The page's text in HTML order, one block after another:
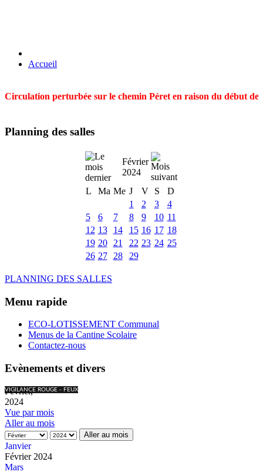
Accueil
Circulation perturbée sur le chemin Péret en raison du début
Planning des salles
Février
2024
L
Ma Me J V S
D
1
2 3
4
5
6 7 8 9 10 11
12 13 14 15 16 17 18
19 20 21 22 23 24 25
26 27 28 29
PLANNING DES SALLES
Menu rapide
ECO-LOTISSEMENT Communal
Menus de la Cantine Scolaire
Contactez-nous
Evènements et divers
VIGILANCE ROUGE - FEUX
Février,
2024
Vue par mois
Aller au mois
Aller au mois
Janvier
Février 2024
Mars